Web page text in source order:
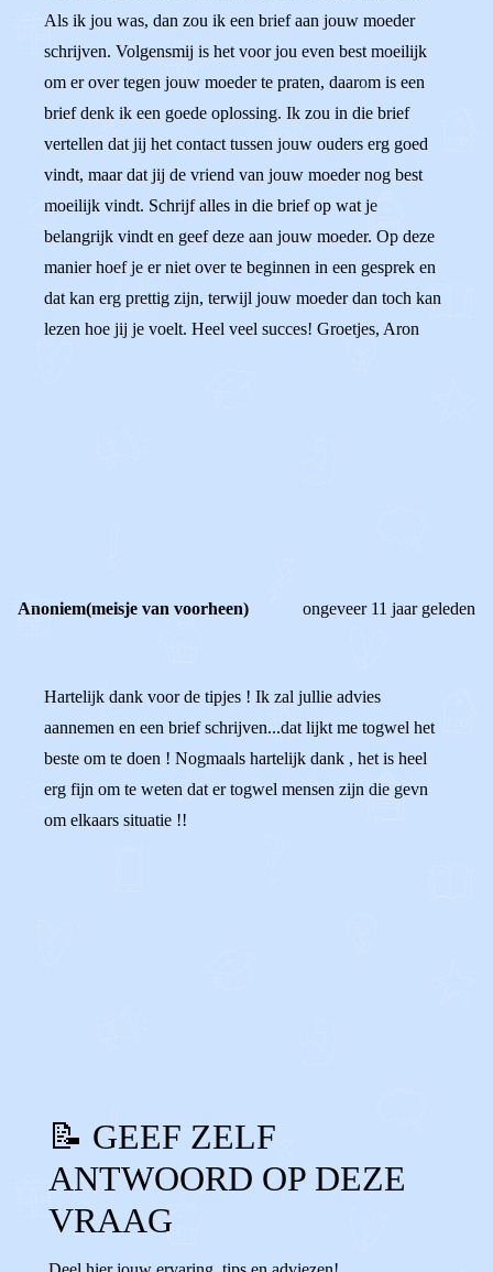
Als ik jou was, dan zou ik een brief aan jouw moeder
schrijven. Volgensmij is het voor jou even best moeilijk
om er over tegen jouw moeder te praten, daarom is een
brief denk ik een goede oplossing. Ik zou in die brief
vertellen dat jij het contact tussen jouw ouders erg goed
vindt, maar dat jij de vriend van jouw moeder nog best
moeilijk vindt. Schrijf alles in die brief op wat je
belangrijk vindt en geef deze aan jouw moeder. Op deze
manier hoef je er niet over te beginnen in een gesprek en
dat kan erg prettig zijn, terwijl jouw moeder dan toch kan
lezen hoe jij je voelt. Heel veel succes! Groetjes, Aron
Anoniem(meisje van voorheen) ongeveer 11 jaar geleden
Hartelijk dank voor de tipjes ! Ik zal jullie advies
aannemen en een brief schrijven...dat lijkt me togwel het
beste om te doen ! Nogmaals hartelijk dank , het is heel
erg fijn om te weten dat er togwel mensen zijn die gevn
om elkaars situatie !!
📝 GEEF ZELF
ANTWOORD OP DEZE
VRAAG